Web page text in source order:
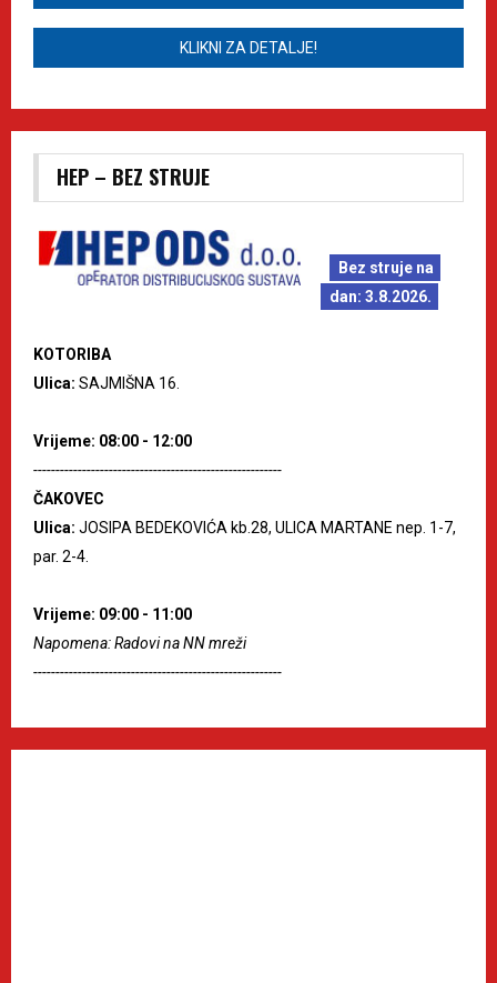
KLIKNI ZA DETALJE!
HEP – BEZ STRUJE
Bez struje na
dan: 3.8.2026.
KOTORIBA
Ulica: SAJMIŠNA 16.
Vrijeme: 08:00 - 12:00
--------------------------------------------------------
ČAKOVEC
Ulica: JOSIPA BEDEKOVIĆA kb.28, ULICA MARTANE nep. 1-7,
par. 2-4.
Vrijeme: 09:00 - 11:00
Napomena: Radovi na NN mreži
--------------------------------------------------------